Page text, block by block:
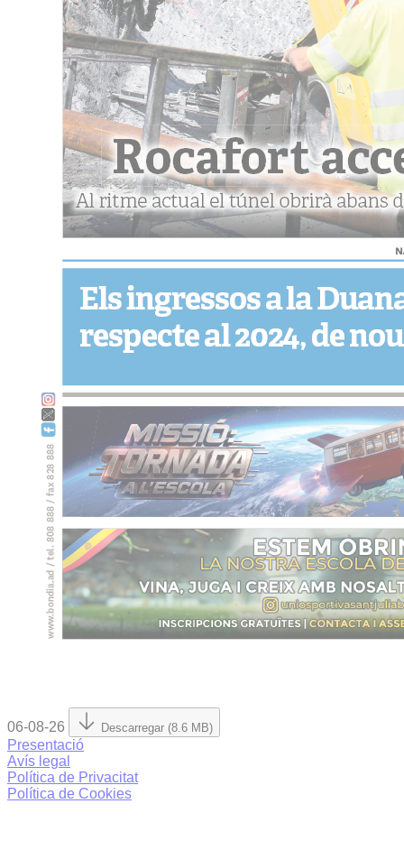
06-08-26 Descarregar (8.6 MB)
Presentació
Avís legal
Política de Privacitat
Política de Cookies